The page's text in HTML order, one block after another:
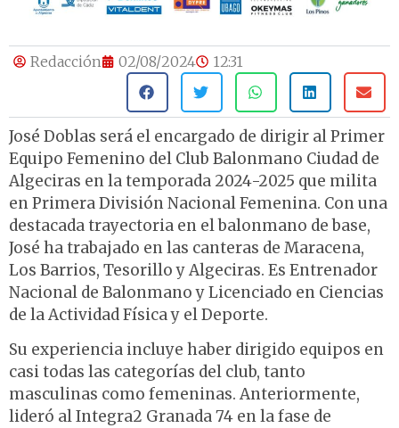
Redacción 02/08/2024 12:31
José Doblas será el encargado de dirigir al Primer
Equipo Femenino del Club Balonmano Ciudad de
Algeciras en la temporada 2024-2025 que milita
en Primera División Nacional Femenina. Con una
destacada trayectoria en el balonmano de base,
José ha trabajado en las canteras de Maracena,
Los Barrios, Tesorillo y Algeciras. Es Entrenador
Nacional de Balonmano y Licenciado en Ciencias
de la Actividad Física y el Deporte.
Su experiencia incluye haber dirigido equipos en
casi todas las categorías del club, tanto
masculinas como femeninas. Anteriormente,
lideró al Integra2 Granada 74 en la fase de